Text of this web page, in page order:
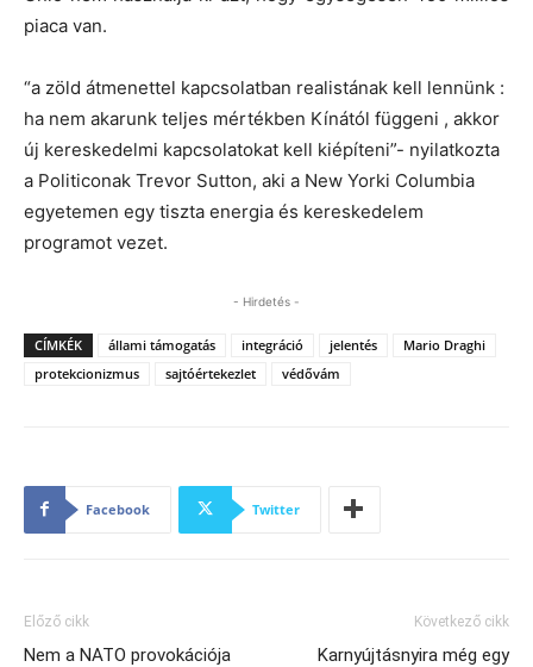
piaca van.
“a zöld átmenettel kapcsolatban realistának kell lennünk :
ha nem akarunk teljes mértékben Kínától függeni , akkor
új kereskedelmi kapcsolatokat kell kiépíteni”- nyilatkozta
a Politiconak Trevor Sutton, aki a New Yorki Columbia
egyetemen egy tiszta energia és kereskedelem
programot vezet.
- Hirdetés -
CÍMKÉK állami támogatás integráció jelentés
Mario Draghi
protekcionizmus
sajtóértekezlet védővám
Facebook Twitter
Előző cikk
Nem a NATO provokációja
Következő cikk
Karnyújtásnyira még egy